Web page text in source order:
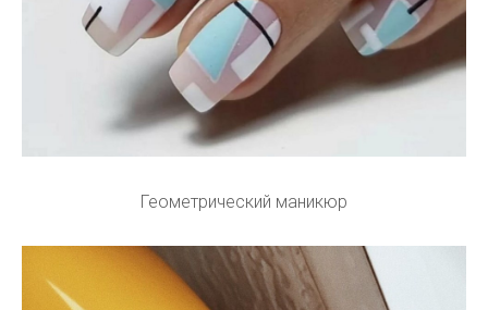
Геометрический маникюр